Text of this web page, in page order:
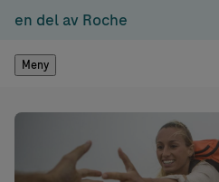
en del av Roche
Meny